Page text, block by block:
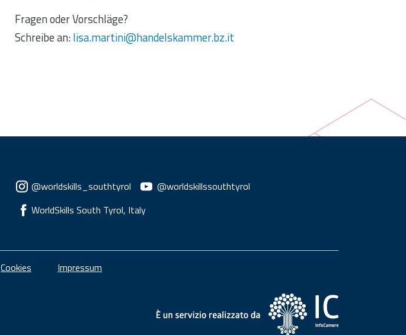
Fragen oder Vorschläge?
Schreibe an:lisa.martini@handelskammer.bz.it
Social menu
@worldskills_southtyrol
@worldskillssouthtyrol
WorldSkills South Tyrol, Italy
Piè di pagina
Cookies Impressum